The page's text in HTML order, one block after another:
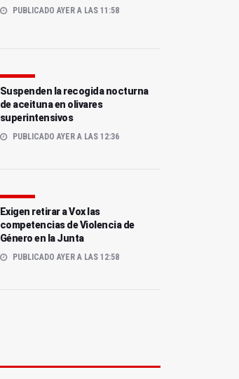
PUBLICADO AYER A LAS 11:58
Suspenden la recogida nocturna
de aceituna en olivares
superintensivos
PUBLICADO AYER A LAS 12:36
Exigen retirar a Vox las
competencias de Violencia de
Género en la Junta
PUBLICADO AYER A LAS 12:58